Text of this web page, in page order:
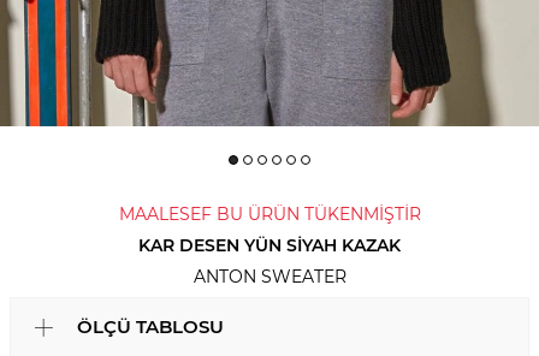
MAALESEF BU ÜRÜN TÜKENMİŞTİR
KAR DESEN YÜN SIYAH KAZAK
ANTON SWEATER
ÖLÇÜ TABLOSU